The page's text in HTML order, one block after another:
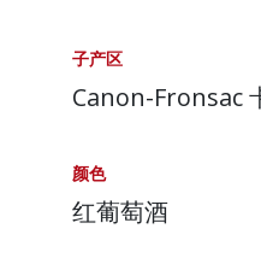
子产区
Canon-Fronsac
颜色
红葡萄酒